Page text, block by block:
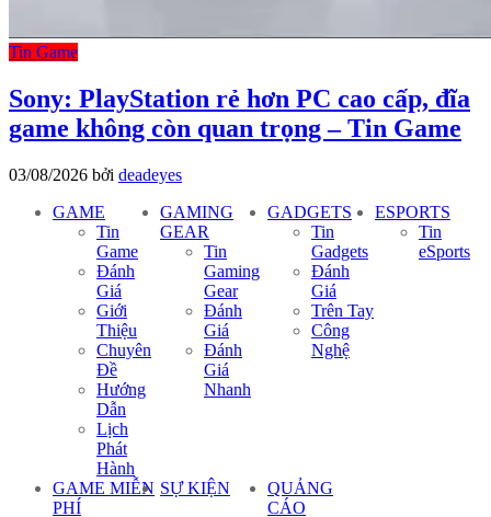
Tin Game
Sony: PlayStation rẻ hơn PC cao cấp, đĩa
game không còn quan trọng – Tin Game
03/08/2026 bởi deadeyes
GAME
Tin
Game
Đánh
Giá
Giới
Thiệu
Chuyên
Đề
Hướng
Dẫn
Lịch
Phát
Hành
GAMING
GEAR
Tin
Gaming
Gear
Đánh
Giá
Đánh
Giá
Nhanh
GADGETS
Tin
Gadgets
Đánh
Giá
Trên Tay
Công
Nghệ
ESPORTS
Tin
eSports
GAME MIỄN
PHÍ
SỰ KIỆN
QUẢNG
CÁO